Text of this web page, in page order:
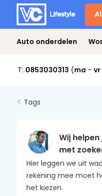
Auto onderdelen
T: 0853030313 (ma - vr
Tags
Wij
met
Hier leggen we uit
rekening mee moet
het kiezen.